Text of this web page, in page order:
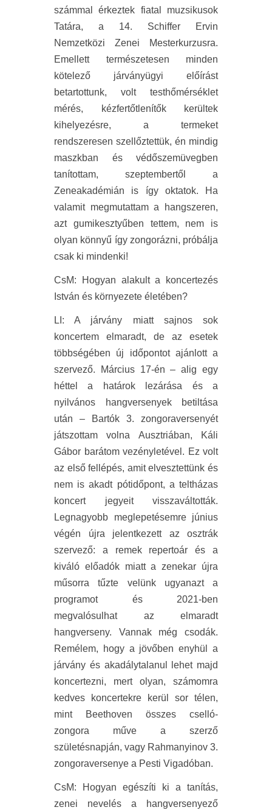
számmal érkeztek fiatal muzsikusok
Tatára, a 14. Schiffer Ervin
Nemzetközi Zenei Mesterkurzusra.
Emellett természetesen minden
kötelező járványügyi előírást
betartottunk, volt testhőmérséklet
mérés, kézfertőtlenítők kerültek
kihelyezésre, a termeket
rendszeresen szellőztettük, én mindig
maszkban és védőszemüvegben
tanítottam, szeptembertől a
Zeneakadémián is így oktatok. Ha
valamit megmutattam a hangszeren,
azt gumikesztyűben tettem, nem is
olyan könnyű így zongorázni, próbálja
csak ki mindenki!
CsM:
Hogyan alakult a koncertezés
István és környezete életében?
LI : A járvány miatt sajnos sok
koncertem elmaradt, de az esetek
többségében új időpontot ajánlott a
szervező. Március 17-én – alig egy
héttel a határok lezárása és a
nyilvános hangversenyek betiltása
után – Bartók 3. zongoraversenyét
játszottam volna Ausztriában, Káli
Gábor barátom vezényletével. Ez volt
az első fellépés, amit elvesztettünk és
nem is akadt pótidőpont, a teltházas
koncert jegyeit visszaváltották.
Legnagyobb meglepetésemre június
végén újra jelentkezett az osztrák
szervező: a remek repertoár és a
kiváló előadók miatt a zenekar újra
műsorra tűzte velünk ugyanazt a
programot és 2021-ben
megvalósulhat az elmaradt
hangverseny. Vannak még csodák.
Remélem, hogy a jövőben enyhül a
járvány és akadálytalanul lehet majd
koncertezni, mert olyan, számomra
kedves koncertekre kerül sor télen,
mint Beethoven összes cselló-
zongora műve a szerző
születésnapján, vagy Rahmanyinov 3.
zongoraversenye a Pesti Vigadóban.
CsM:
Hogyan egészíti ki a tanítás,
zenei nevelés a hangversenyező